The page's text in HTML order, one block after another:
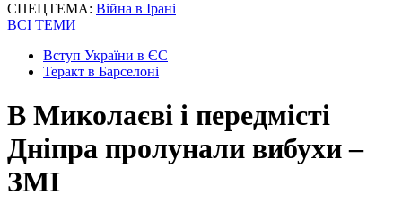
СПЕЦТЕМА: Війна в Ірані
ВСІ ТЕМИ
Вступ України в ЄС
Теракт в Барселоні
В Миколаєві і передмісті
Дніпра пролунали вибухи –
ЗМІ